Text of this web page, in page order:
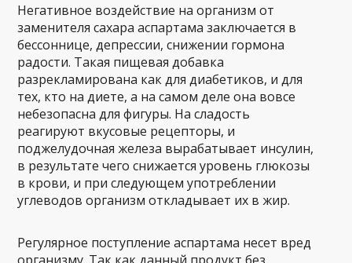
Негативное воздействие на организм от
заменителя сахара аспартама заключается в
бессоннице, депрессии, снижении гормона
радости. Такая пищевая добавка
разрекламирована как для диабетиков, и для
тех, кто на диете, а на самом деле она вовсе
небезопасна для фигуры. На сладость
реагируют вкусовые рецепторы, и
поджелудочная железа вырабатывает инсулин,
в результате чего снижается уровень глюкозы
в крови, и при следующем употреблении
углеводов организм откладывает их в жир.
Регулярное поступление аспартама несет вред